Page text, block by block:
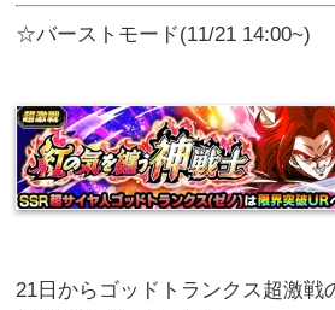
☆バーストモード(11/21 14:00~)
21日からゴッドトランクス超激戦